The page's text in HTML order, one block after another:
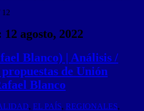
12
12 agosto, 2022
Blanco) | Análisis /
de Unión
Blanco
, EL PAÍS, REGIONALES,